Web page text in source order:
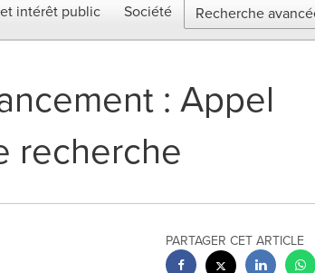
intérêt public Société Recherche
: Appel
recherche
PARTAGER CET ARTICLE